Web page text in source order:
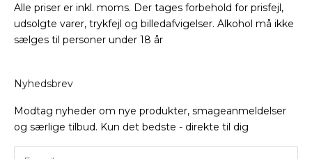
Alle priser er inkl. moms. Der tages forbehold for prisfejl,
udsolgte varer, trykfejl og billedafvigelser. Alkohol må ikke
sælges til personer under 18 år
Nyhedsbrev
Modtag nyheder om nye produkter, smageanmeldelser
og særlige tilbud. Kun det bedste - direkte til dig